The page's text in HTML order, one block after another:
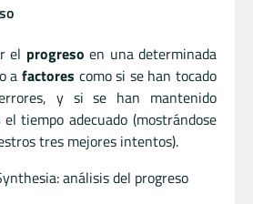
el progreso en una determinada
a factores como si se han tocado
y si se han mantenido
tiempo adecuado (mostrándose
tres mejores intentos).